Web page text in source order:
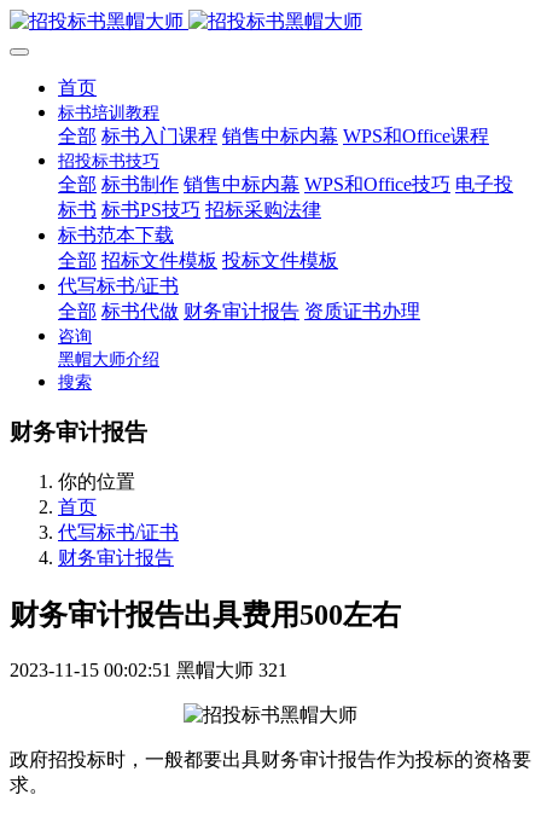
首页
标书培训教程
全部 标书入门课程 销售中标内幕 WPS和Office课程
招投标书技巧
全部 标书制作 销售中标内幕 WPS和Office技巧 电子投
标书 标书PS技巧 招标采购法律
标书范本下载
全部 招标文件模板 投标文件模板
代写标书/证书
全部 标书代做 财务审计报告 资质证书办理
咨询
黑帽大师介绍
搜索
财务审计报告
你的位置
首页
代写标书/证书
财务审计报告
财务审计报告出具费用500左右
2023-11-15 00:02:51 黑帽大师 321
政府招投标时，一般都要出具财务审计报告作为投标的资格要
求。